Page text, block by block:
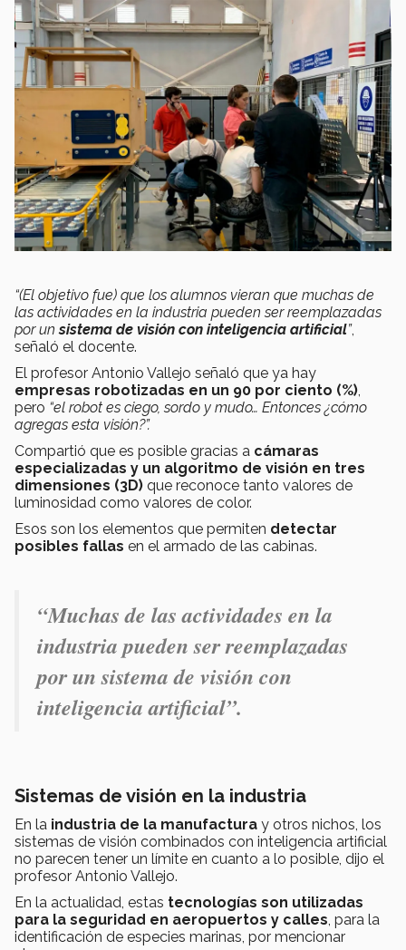
“(El objetivo fue) que los alumnos vieran que muchas de
las actividades en la industria pueden ser reemplazadas
por unsistema de visión con inteligencia artificial”,
señaló el docente.
El profesor Antonio Vallejo señaló que ya hay
empresas robotizadas en un 90 por ciento (%),
pero “el robot es ciego, sordo y mudo… Entonces ¿cómo
agregas esta visión?”.
Compartió que es posible gracias a cámaras
especializadas y un algoritmo de visión en tres
dimensiones (3D) que reconoce tanto valores de
luminosidad como valores de color.
Esos son los elementos que permiten detectar
posibles fallas en el armado de las cabinas.
“Muchas de las actividades en la
industria pueden ser reemplazadas
por un sistema de visión con
inteligencia artificial”.
Sistemas de visión en la industria
En la industria de la manufactura y otros nichos, los
sistemas de visión combinados con inteligencia artificial
no parecen tener un límite en cuanto a lo posible, dijo el
profesor Antonio Vallejo.
En la actualidad, estas tecnologías son utilizadas
para la seguridad en aeropuertos y calles, para la
identificación de especies marinas, por mencionar